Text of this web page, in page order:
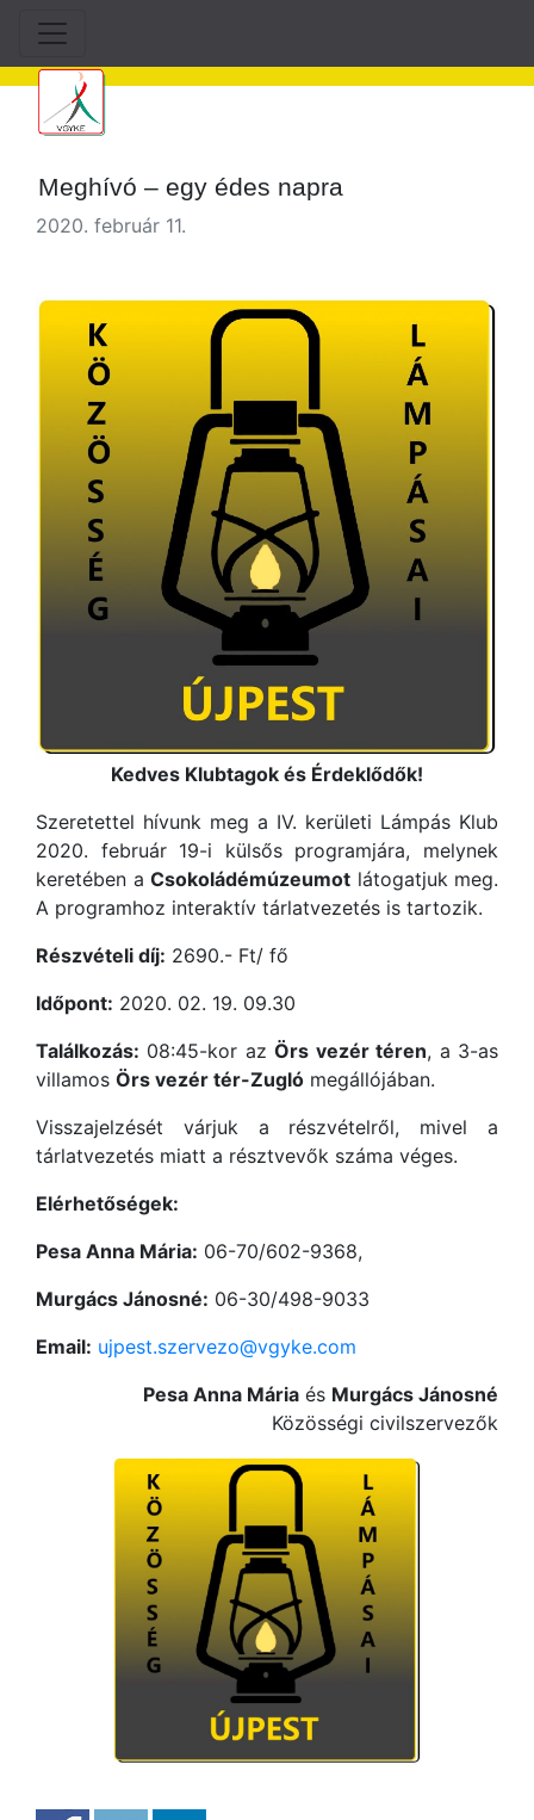
Meghívó – egy édes napra
2020. február 11.
Kedves Klubtagok és Érdeklődők!
Szeretettel hívunk meg a IV. kerületi Lámpás Klub
2020. február 19-i külsős programjára, melynek
keretében a Csokoládémúzeumot látogatjuk meg.
A programhoz interaktív tárlatvezetés is tartozik.
Részvételi díj: 2690.- Ft/ fő
Időpont: 2020. 02. 19. 09.30
Találkozás: 08:45-kor azÖrs vezér téren, a 3-as
villamos Örs vezér tér-Zugló megállójában.
Visszajelzését várjuk a részvételről, mivel a
tárlatvezetés miatt a résztvevők száma véges.
Elérhetőségek:
Pesa Anna Mária: 06-70/602-9368,
Murgács Jánosné: 06-30/498-9033
Email: ujpest.szervezo@vgyke.com
Pesa Anna Mária és Murgács Jánosné
Közösségi civilszervezők